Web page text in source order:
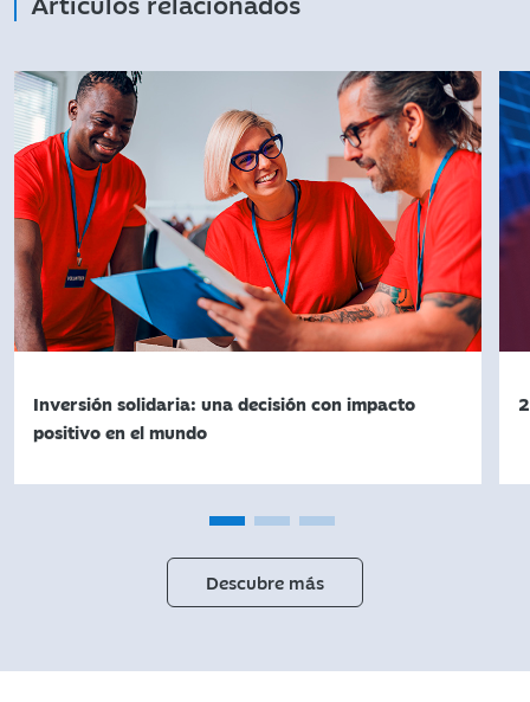
Inversión solidaria: una decisión con impacto
positivo en el mundo
Descubre más